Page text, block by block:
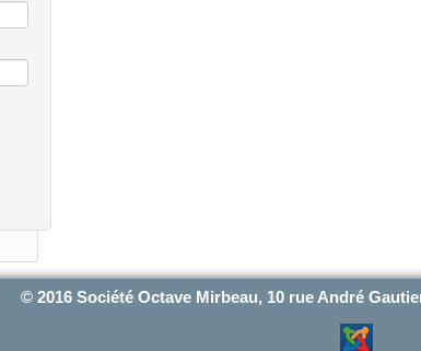
© 2016 Société Octave Mirbeau, 10 rue André